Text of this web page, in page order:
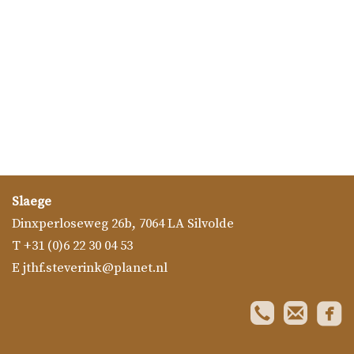
Slaege
Dinxperloseweg 26b, 7064 LA Silvolde
T+31 (0)6 22 30 04 53
E jthf.steverink@planet.nl
